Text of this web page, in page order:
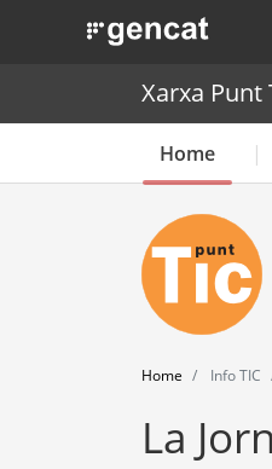
. Obre en una nova
Xarxa Punt
Home
Home Info TIC
La